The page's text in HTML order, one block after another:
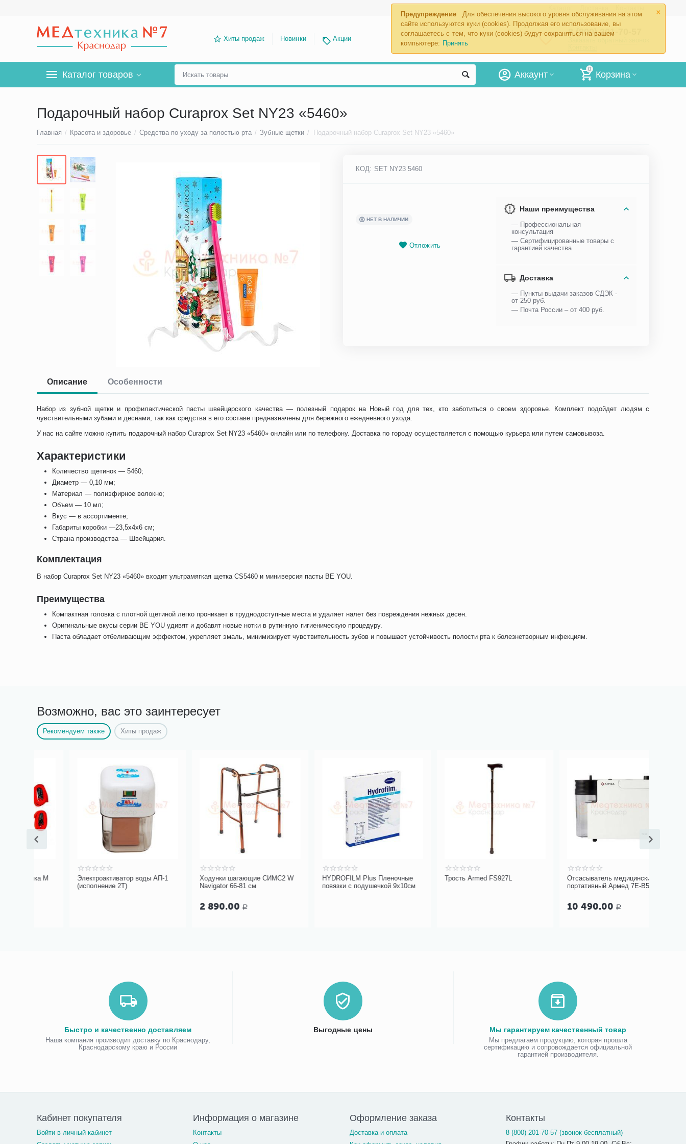
×
Предупреждение
Для обеспечения высокого уровня обслуживания на этом
сайте используются куки (cookies). Продолжая его использование, вы
соглашаетесь с тем, что куки (cookies) будут сохраняться на вашем
компьютере: Принять
Хиты продаж Новинки Акции
8 (800) 201-70-57
Каталог товаров
0
Корзина
Аккаунт
Подарочный набор Curaprox Set NY23 «5460»
Главная / Красота и здоровье / Средства по уходу за полостью рта / Зубные щетки / Подарочный набор Curaprox Set NY23 «5460»
КОД: SET NY23 5460
НЕТ В НАЛИЧИИ
Отложить
Наши преимущества
— Профессиональная
консультация
— Сертифицированные товары с
гарантией качества
Доставка
— Пункты выдачи заказов СДЭК -
от 250 руб.
— Почта России – от 400 руб.
Описание Особенности
Набор из зубной щетки и профилактической пасты швейцарского качества — полезный подарок на Новый год для тех, кто заботиться о своем здоровье. Комплект подойдет людям с
чувствительными зубами и деснами, так как средства в его составе предназначены для бережного ежедневного ухода.
У нас на сайте можно купить подарочный набор Curaprox Set NY23 «5460» онлайн или по телефону. Доставка по городу осуществляется с помощью курьера или путем самовывоза.
Характеристики
Количество щетинок — 5460;
Диаметр — 0,10 мм;
Материал — полиэфирное волокно;
Объем — 10 мл;
Вкус — в ассортименте;
Габариты коробки —23,5х4х6 см;
Страна производства — Швейцария.
Комплектация
В набор Curaprox Set NY23 «5460» входит ультрамягкая щетка CS5460 и миниверсия пасты BE YOU.
Преимущества
Компактная головка с плотной щетиной легко проникает в труднодоступные места и удаляет налет без повреждения нежных десен.
Оригинальные вкусы серии BE YOU удивят и добавят новые нотки в рутинную гигиеническую процедуру.
Паста обладает отбеливающим эффектом, укрепляет эмаль, минимизирует чувствительность зубов и повышает устойчивость полости рта к болезнетворным инфекциям.
Возможно, вас это заинтересует
Рекомендуем также Хиты продаж
Электроактиватор воды АП-1
(исполнение 2Т)
Ходунки шагающие СИМС2 W
Navigator 66-81 см
2 890.00 Р
HYDROFILM Plus Пленочные
повязки с подушечкой 9х10см
Трость Armed FS927L
Отсасыватель медицинский
портативный Армед 7E-B5
10 490.00 Р
Быстро и качественно доставляем
Наша компания производит доставку по Краснодару,
Краснодарскому краю и России
Выгодные цены Мы гарантируем качественный товар
Мы предлагаем продукцию, которая прошла
сертификацию и сопровождается официальной
гарантией производителя.
Кабинет покупателя
Войти в личный кабинет
Информация о магазине
Контакты
Оформление заказа
Доставка и оплата
Контакты
8 (800) 201-70-57 (звонок бесплатный)